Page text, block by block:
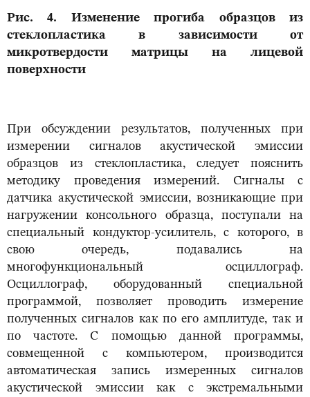
Рис. 4. Изменение прогиба образцов из
стеклопластика в зависимости от
микротвердости матрицы на лицевой
поверхности
При обсуждении результатов, полученных при
измерении сигналов акустической эмиссии
образцов из стеклопластика, следует пояснить
методику проведения измерений. Сигналы с
датчика акустической эмиссии, возникающие при
нагружении консольного образца, поступали на
специальный кондуктор-усилитель, с которого, в
свою очередь, подавались на
многофункциональный осциллограф.
Осциллограф, оборудованный специальной
программой, позволяет проводить измерение
полученных сигналов как по его амплитуде, так и
по частоте. С помощью данной программы,
совмещенной с компьютером, производится
автоматическая запись измеренных сигналов
акустической эмиссии как с экстремальными